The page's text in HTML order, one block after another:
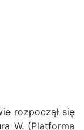
rozpoczął się
W. (Platforma